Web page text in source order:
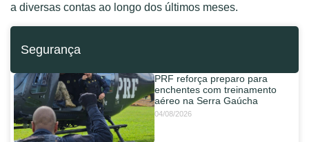
a diversas contas ao longo dos últimos meses.
Segurança
PRF reforça preparo para
enchentes com treinamento
aéreo na Serra Gaúcha
04/08/2026